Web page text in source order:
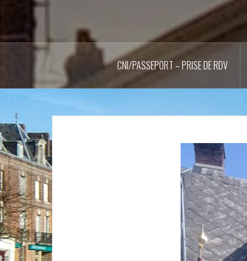
CNI/PASSEPORT – PRISE DE RDV